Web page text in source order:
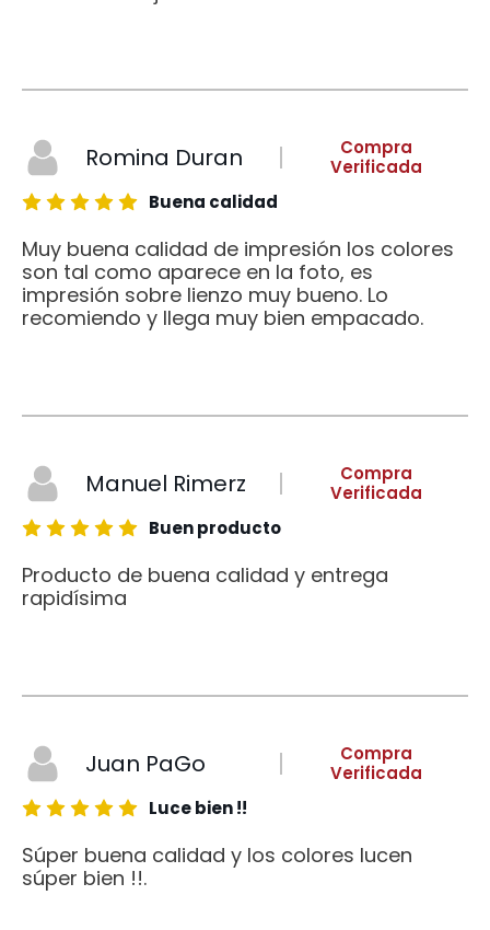
Romina Duran
Compra
Verificada
Buena calidad
Muy buena calidad de impresión los colores
son tal como aparece en la foto, es
impresión sobre lienzo muy bueno. Lo
recomiendo y llega muy bien empacado.
Manuel Rimerz
Compra
Verificada
Buen producto
Producto de buena calidad y entrega
rapidísima
Juan PaGo
Compra
Verificada
Luce bien !!
Súper buena calidad y los colores lucen
súper bien !!.